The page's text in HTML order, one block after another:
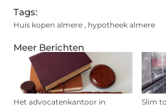
Meer Berichten
Het advocatenkantoor in
Slim
Tags:
Huis kopen almere hypotheek almere